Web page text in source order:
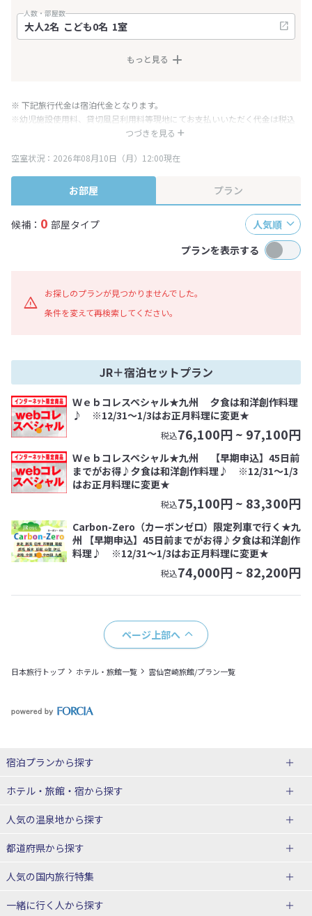
人数・部屋数
もっと見る
つづきを見る
※ 下記旅行代金は宿泊代金となります。
※幼児施設使用料、貸切風呂利用料等現地にてお支払いいただく代金は税込
み表記となりますが、消費税増税に伴い代金が一部変更となる場合がござい
※表示されている旅行代金・プラン内容は一定時間ごとに更新されます。最
終確認画面でご確認ください。
空室状況：2026年08月10日（月）12:00現在
お部屋 プラン
候補： 0 部屋タイプ
人気順
プランを表示する
お探しのプランが見つかりませんでした。
条件を変えて再検索してください。
JR＋宿泊セットプラン
Ｗｅｂコレスペシャル★九州 夕食は和洋創作料理
♪ ※12/31～1/3はお正月料理に変更★
税込76,100円 ~ 97,100円
Ｗｅｂコレスペシャル★九州 【早期申込】45日前
までがお得♪夕食は和洋創作料理♪ ※12/31～1/3
はお正月料理に変更★
税込75,100円 ~ 83,300円
Carbon-Zero（カーボンゼロ）限定列車で行く★九
州 【早期申込】45日前までがお得♪夕食は和洋創作
料理♪ ※12/31～1/3はお正月料理に変更★
税込74,000円 ~ 82,200円
ページ上部へ
日本旅行トップ ホテル・旅館一覧 雲仙宮崎旅館/プラン一覧
宿泊プランから探す
北海道
東北
青森県
宮城県
山形県
ホテル・旅館・宿から探す
北海道ホテル・旅館
青森県ホテル・旅館
宮城県ホテル・旅館
人気の温泉地から探す
北海道
湯の川温泉(北海道)
十勝川温泉(北海道)
都道府県から探す
北海道旅行・ツアー
人気の国内旅行特集
東京ディズニーリゾート®への旅
ユニバーサル・スタジオ・ジャパ
一緒に行く人から探す